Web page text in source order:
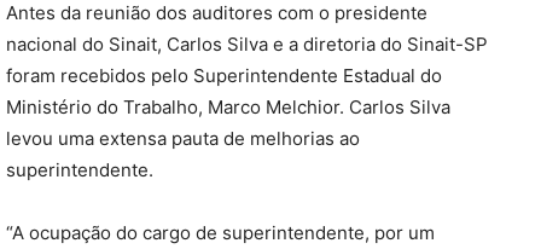
Antes da reunião dos auditores com o presidente
nacional do Sinait, Carlos Silva e a diretoria do Sinait-SP
foram recebidos pelo Superintendente Estadual do
Ministério do Trabalho, Marco Melchior. Carlos Silva
levou uma extensa pauta de melhorias ao
superintendente.
“A ocupação do cargo de superintendente, por um